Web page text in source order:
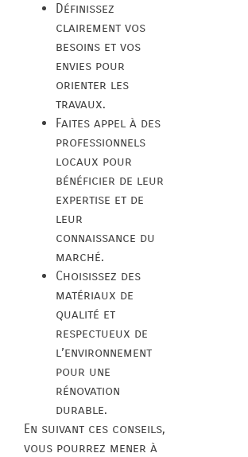
Définissez
clairement vos
besoins et vos
envies pour
orienter les
travaux.
Faites appel à des
professionnels
locaux pour
bénéficier de leur
expertise et de
leur
connaissance du
marché.
Choisissez des
matériaux de
qualité et
respectueux de
l’environnement
pour une
rénovation
durable.
En suivant ces conseils,
vous pourrez mener à